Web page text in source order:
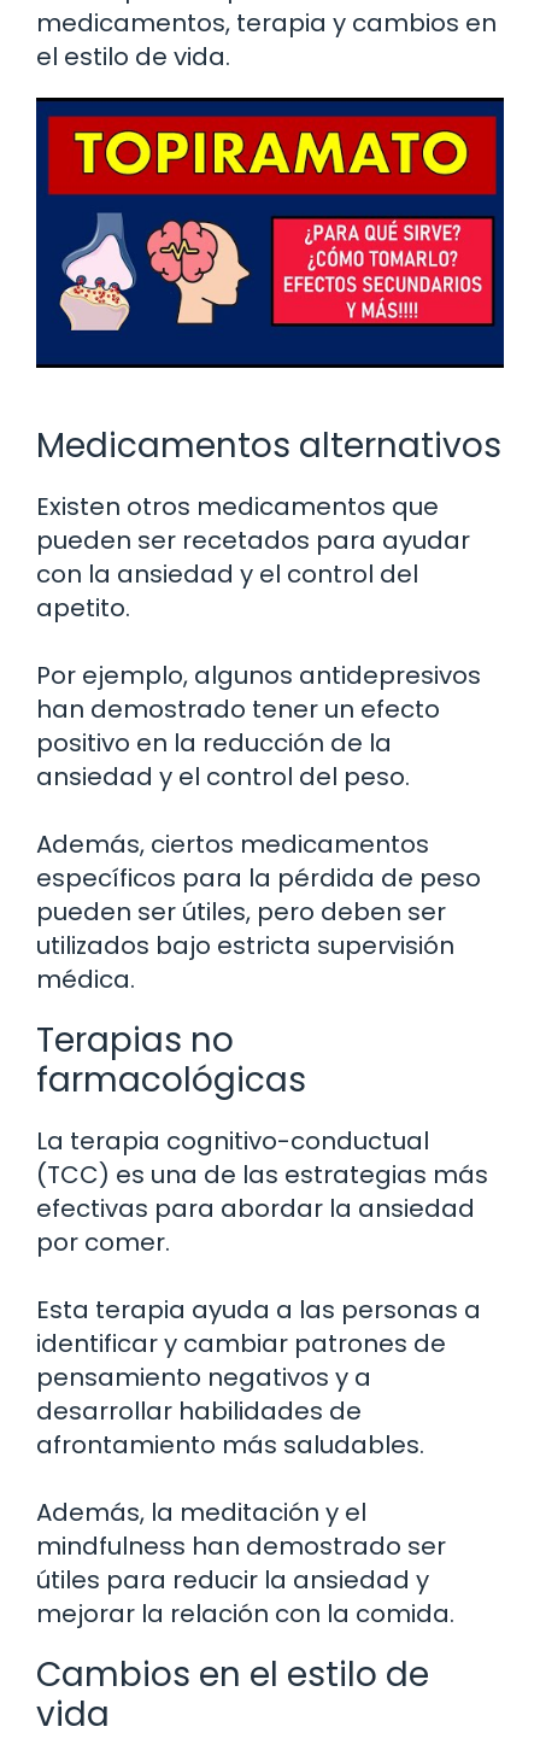
medicamentos, terapia y cambios en
el estilo de vida.
Medicamentos alternativos
Existen otros medicamentos que
pueden ser recetados para ayudar
con la ansiedad y el control del
apetito.
Por ejemplo, algunos antidepresivos
han demostrado tener un efecto
positivo en la reducción de la
ansiedad y el control del peso.
Además, ciertos medicamentos
específicos para la pérdida de peso
pueden ser útiles, pero deben ser
utilizados bajo estricta supervisión
médica.
Terapias no
farmacológicas
La terapia cognitivo-conductual
(TCC) es una de las estrategias más
efectivas para abordar la ansiedad
por comer.
Esta terapia ayuda a las personas a
identificar y cambiar patrones de
pensamiento negativos y a
desarrollar habilidades de
afrontamiento más saludables.
Además, la meditación y el
mindfulness han demostrado ser
útiles para reducir la ansiedad y
mejorar la relación con la comida.
Cambios en el estilo de
vida